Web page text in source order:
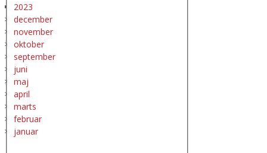
2023
december
november
oktober
september
juni
maj
april
marts
februar
januar